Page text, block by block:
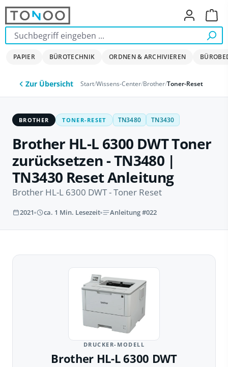
Zum Hauptinhalt springen
PAPIER BÜROTECHNIK ORDNEN & ARCHIVIEREN
Zur Übersicht Start/Wissens-Center/Brother/Toner-Reset
BROTHER TONER-RESET TN3480 TN3430
Brother HL-L 6300 DWT Toner
zurücksetzen - TN3480 |
TN3430 Reset Anleitung
Brother HL-L 6300 DWT - Toner Reset
2021 ca. 1 Min. Lesezeit Anleitung #022
DRUCKER-MODELL
Brother HL-L 6300 DWT